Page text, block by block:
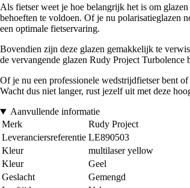
Als fietser weet je hoe belangrijk het is om
behoeften te voldoen. Of je nu polarisatieglazen
een optimale fietservaring.
Bovendien zijn deze glazen gemakkelijk te
de vervangende glazen Rudy Project Turbolence
Of je nu een professionele wedstrijdfietser bent
Wacht dus niet langer, rust jezelf uit met deze
Aanvullende informatie
Merk
Rudy Project
Leveranciersreferentie LE890503
Kleur
multilaser yellow
Kleur
Geel
Geslacht
Gemengd